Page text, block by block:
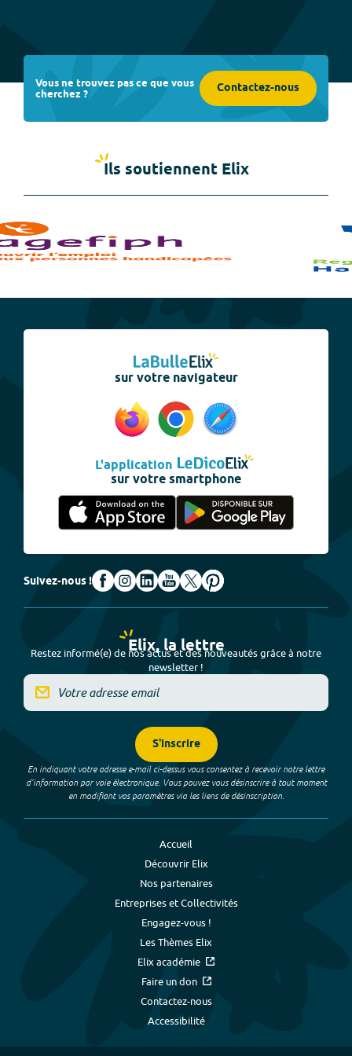
Vous ne trouvez pas ce que vous
cherchez ? Contactez-nous
Ils soutiennent Elix
sur votre navigateur
L'application
sur votre smartphone
Suivez-nous !
Elix, la lettre
Restez informé(e) de nos actus et des nouveautés grâce à notre
newsletter !
S'inscrire
En indiquant votre adresse e-mail ci-dessus vous consentez à recevoir notre lettre
d’information par voie électronique. Vous pouvez vous désinscrire à tout moment
en modifiant vos paramètres via les liens de désinscription.
Accueil
Découvrir Elix
Nos partenaires
Entreprises et Collectivités
Engagez-vous !
Les Thèmes Elix
Elix académie
Faire un don
Contactez-nous
Accessibilité